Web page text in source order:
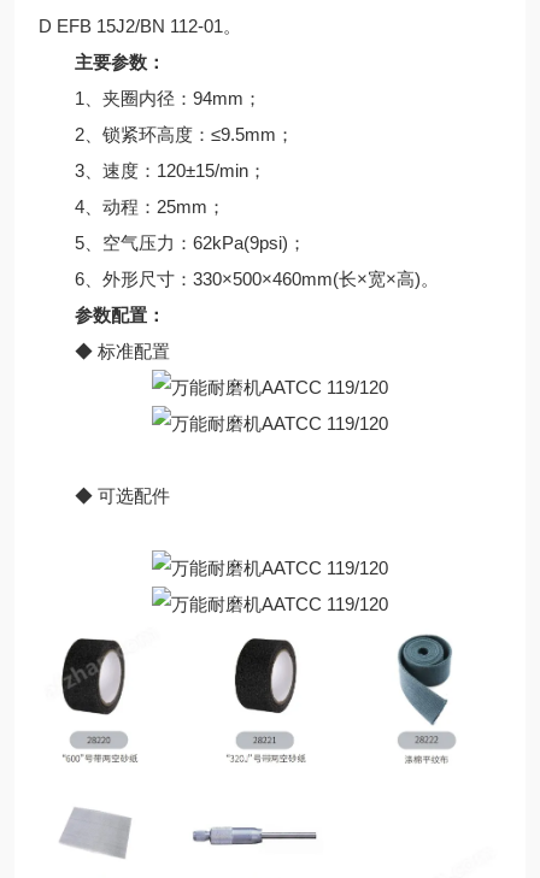
D EFB 15J2/BN 112-01。
主要参数：
1、夹圈内径：94mm；
2、锁紧环高度：≤9.5mm；
3、速度：120±15/min；
4、动程：25mm；
5、空气压力：62kPa(9psi)；
6、外形尺寸：330×500×460mm(长×宽×高)。
参数配置：
◆ 标准配置
◆ 可选配件